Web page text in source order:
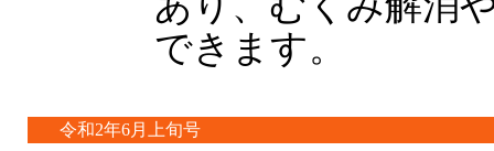
できます。
令和2年6月上旬号